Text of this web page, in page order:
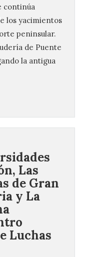
continúa
los yacimientos
peninsular.
de Puente
la antigua
Las
de Gran
y La
Luchas